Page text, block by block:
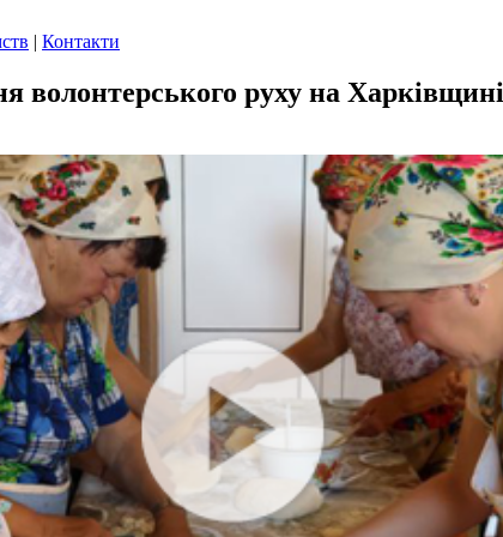
| Контакти
волонтерського руху на Харківщині